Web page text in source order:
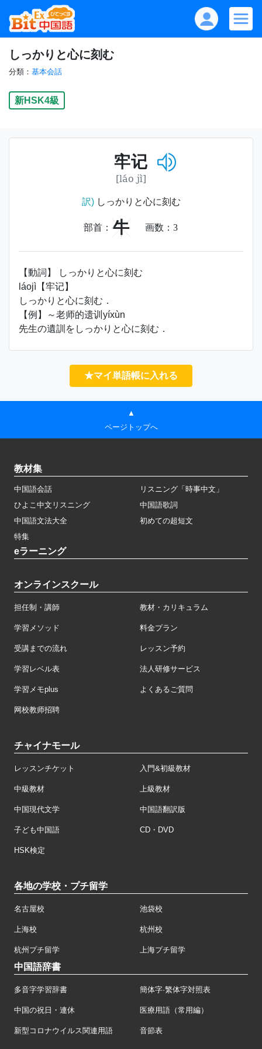
しっかりと心に刻む
分類： 基本会話
新HSK4級
牢记
[láo jì]
訳)しっかりと心に刻む
部首： 牛 画数： 3
【動詞】 しっかりと心に刻む
láojì【牢记】
しっかりと心に刻む．
【例】～老师的遗训yíxùn
先生の遺訓をしっかりと心に刻む．
★マイ単語帳に入れる
▲
ページトップへ
教材集
中国語会話
リスニング「時事中文」
ひよこ中文リスニング
中国語歌詞
中国語文法大全
初めての超短文
特集
eラーニング
オンラインスクール
担任制・講師 教材・カリキュラム
学習メソッド 料金プラン
受講までの流れ レッスン予約
学習レベル表 法人研修サービス
学習メモplus よくあるご質問
网校教师招聘
チャイナモール
レッスンチケット 入門&初級教材
中級教材 上級教材
中国現代文学 中国語翻訳版
子ども中国語 CD・DVD
HSK検定
各地の学校・プチ留学
名古屋校 池袋校
上海校 杭州校
杭州プチ留学 上海プチ留学
中国語辞書
多音字学習辞書 簡体字·繁体字対照表
中国の祝日・連休 医療用語（常用編）
新型コロナウイルス関連用語 音節表